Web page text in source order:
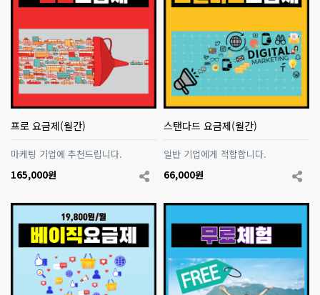
프로 요금제(월간)
마케팅 기업에 추천드립니다.
165,000원
스탠다드 요금제(월간)
일반 기업에게 적합합니다.
66,000원